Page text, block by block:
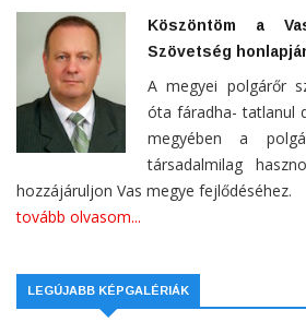
Köszöntöm a
Szövetség
A megyei polgárőr
óta fáradha- tatlanul
megyében a
társadalmilag
hozzájáruljon Vas megye fejlődéséhez.
tovább olvasom...
LEGÚJABB KÉPGALÉRIÁK